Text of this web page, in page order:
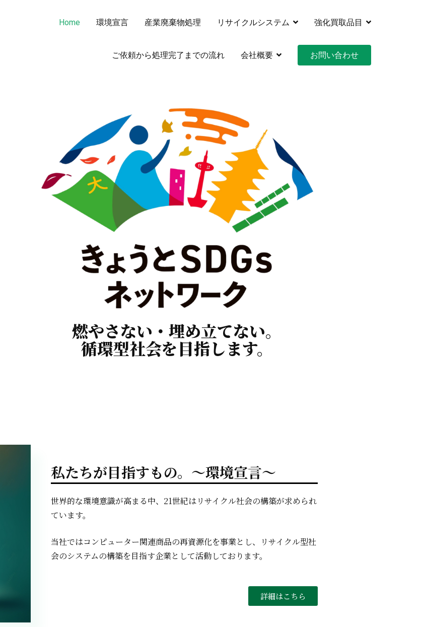
Home 環境宣言 産業廃棄物処理 リサイクルシステム 強化買取品目
ご依頼から処理完了までの流れ 会社概要 お問い合わせ
燃やさない・埋め立てない。
循環型社会を目指します。
私たちが目指すもの。～環境宣言～
世界的な環境意識が高まる中、21世紀はリサイクル社会の構築が求められ
ています。
当社ではコンピューター関連商品の再資源化を事業とし、リサイクル型社
会のシステムの構築を目指す企業として活動しております。
詳細はこちら